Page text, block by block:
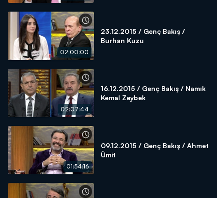
02:00:00
23.12.2015 / Genç Bakış /
Burhan Kuzu
02:07:44
16.12.2015 / Genç Bakış / Namık
Kemal Zeybek
01:54:16
09.12.2015 / Genç Bakış / Ahmet
Ümit